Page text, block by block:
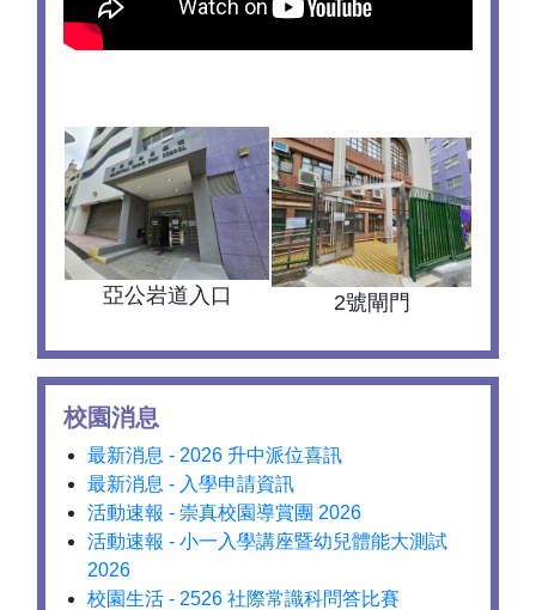
亞公岩道入口 2號閘門
校園消息
最新消息 - 2026 升中派位喜訊
最新消息 - 入學申請資訊
活動速報 - 崇真校園導賞團 2026
活動速報 - 小一入學講座暨幼兒體能大測試
2026
校園生活 - 2526 社際常識科問答比賽